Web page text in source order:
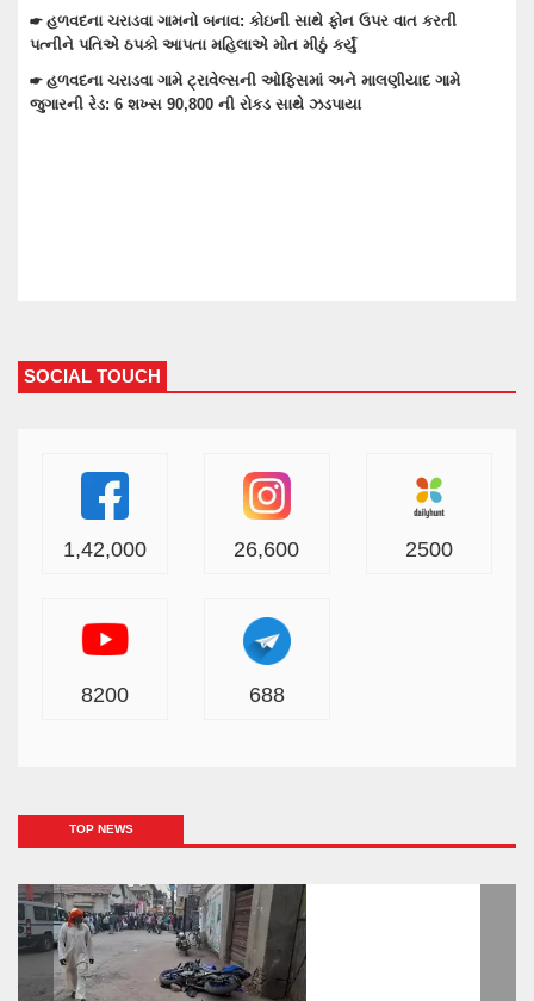
☛ વાંકાનેરમાં કાલે મહિલાઓ માટે ઔદ્યોગિક ભરતી મેળાનું આયોજન
☛ વાંકાનેરની ઢુવા ચોકડી પાસેથી અજાણ્યા યુવાનનો મૃતદેહ મળ્યો: ઢુવા
ચોકડીએ આવેલ વિકાસ હોટલના બીજા માળેથી નીચે પટકાતાં યુવાનનું મોત
SOCIAL TOUCH
1,42,000 26,600 2500
8200 688
TOP NEWS